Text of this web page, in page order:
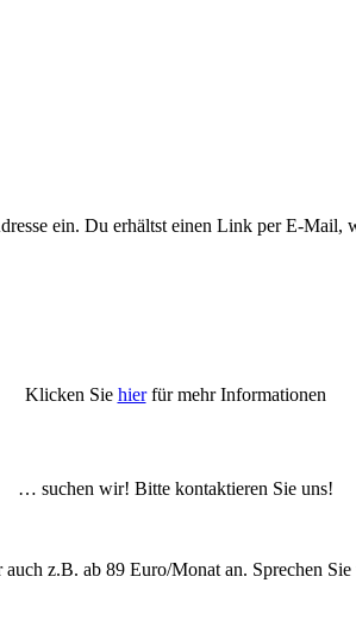
ein. Du erhältst einen Link per E-Mail,
Klicken Sie hierfür mehr Informationen
… suchen wir! Bitte kontaktieren Sie uns!
z.B. ab 89 Euro/Monat an. Sprechen Sie